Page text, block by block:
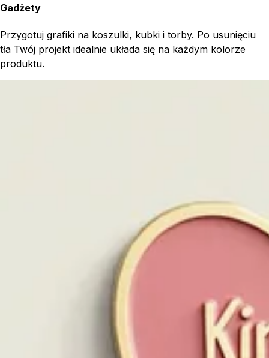
Gadżety
Przygotuj grafiki na koszulki, kubki i torby. Po usunięciu
tła Twój projekt idealnie układa się na każdym kolorze
produktu.